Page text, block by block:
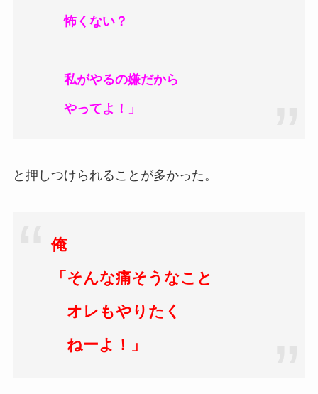
怖くない？
私がやるの嫌だから
やってよ！」
と押しつけられることが多かった。
俺
「そんな痛そうなこと
オレもやりたく
ねーよ！」